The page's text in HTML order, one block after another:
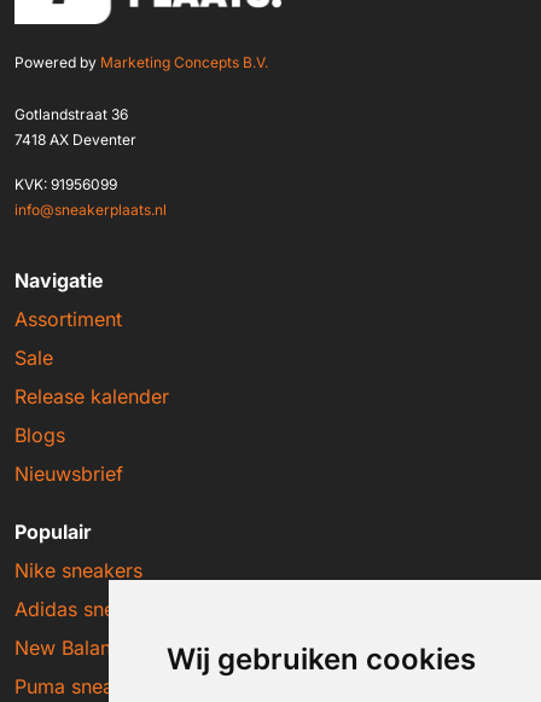
Wij gebruiken cookies
Powered by Marketing Concepts B.V.
Gotlandstraat 36
7418 AX Deventer
KVK: 91956099
info@sneakerplaats.nl
Navigatie
Assortiment
Sale
Release kalender
Blogs
Nieuwsbrief
Populair
Nike sneakers
Adidas sneakers
New Balance sneakers
Puma sneakers